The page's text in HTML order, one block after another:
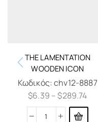
THE LAMENTATION
WOODEN ICON
Κωδικός:chv12-8887
$6.39 –$289.74